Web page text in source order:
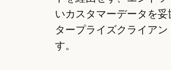
いカスタマーデータを
タープライズクライア
す。